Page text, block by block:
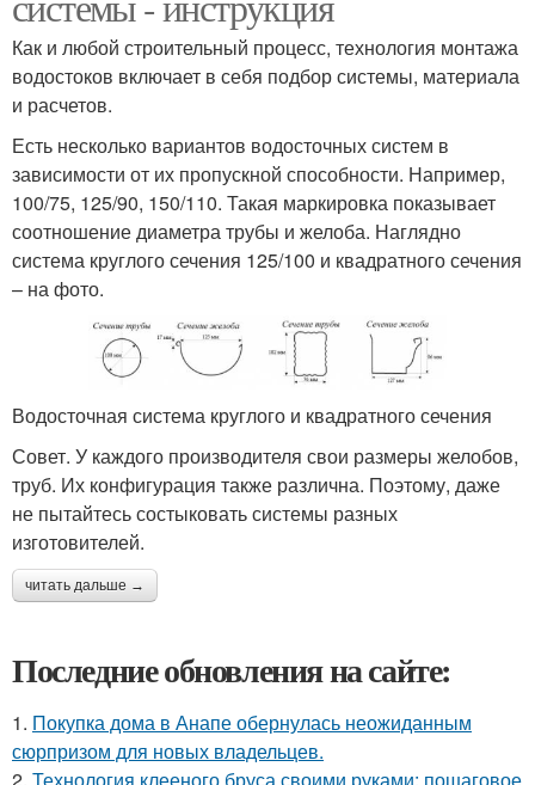
Как и любой строительный процесс, технология монтажа
водостоков включает в себя подбор системы, материала
и расчетов.
Есть несколько вариантов водосточных систем в
зависимости от их пропускной способности. Например,
100/75, 125/90, 150/110. Такая маркировка показывает
соотношение диаметра трубы и желоба. Наглядно
система круглого сечения 125/100 и квадратного сечения
– на фото.
Водосточная система круглого и квадратного сечения
Совет. У каждого производителя свои размеры желобов,
труб. Их конфигурация также различна. Поэтому, даже
не пытайтесь состыковать системы разных
изготовителей.
читать дальше →
Последние обновления на сайте:
1. Покупка дома в Анапе обернулась неожиданным
сюрпризом для новых владельцев.
2. Технология клееного бруса своими руками: пошаговое